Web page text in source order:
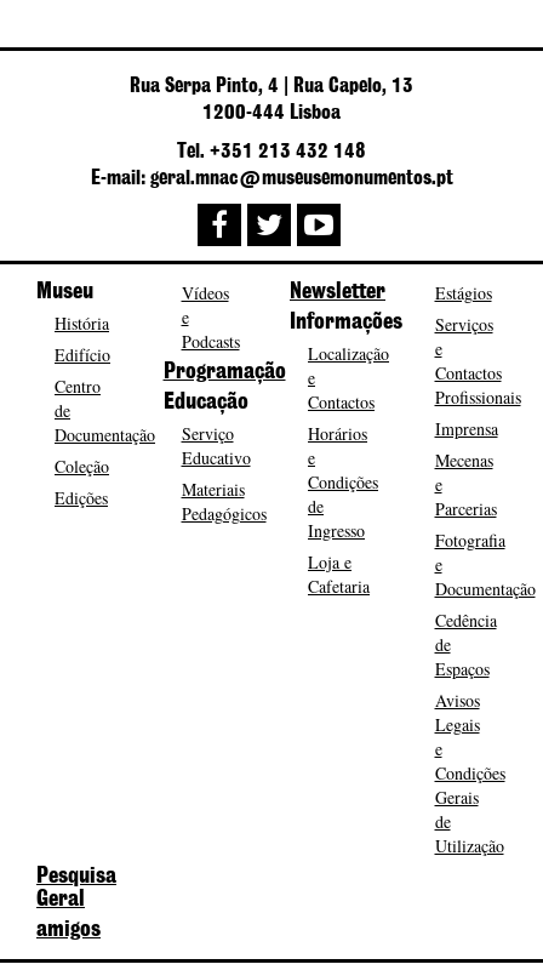
Rua Serpa Pinto, 4 | Rua Capelo, 13
1200-444 Lisboa
Tel. +351 213 432 148
E-mail: geral.mnac@museusemonumentos.pt
Museu
História
Edifício
Centro
de
Documentação
Coleção
Edições
Vídeos
e
Podcasts
Programação
Educação
Serviço
Educativo
Materiais
Pedagógicos
Newsletter
Informações
Localização
e
Contactos
Horários
e
Condições
de
Ingresso
Loja e
Cafetaria
Estágios
Serviços
e
Contactos
Profissionais
Imprensa
Mecenas
e
Parcerias
Fotografia
e
Documentação
Cedência
de
Espaços
Avisos
Legais
e
Condições
Gerais
de
Utilização
Pesquisa
Geral
amigos